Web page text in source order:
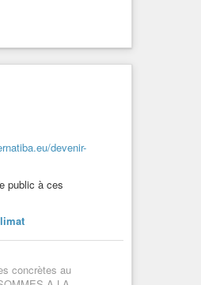
devenir-
public à ces
concrètes au